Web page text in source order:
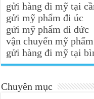
gửi hàng đi mỹ tại
gửi mỹ phẩm đi úc
gửi mỹ phẩm đi đức
vận chuyển mỹ
gửi hàng đi mỹ tại
Chuyên mục